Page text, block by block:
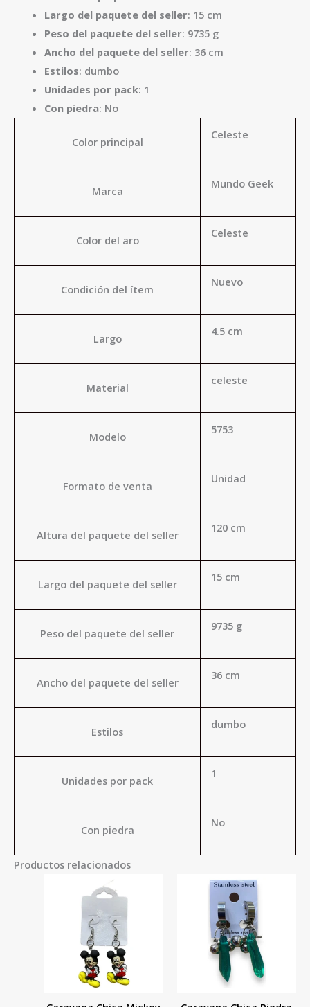
Largo del paquete del seller: 15 cm
Peso del paquete del seller: 9735 g
Ancho del paquete del seller: 36 cm
Estilos: dumbo
Unidades por pack: 1
Con piedra: No
Color principal
Celeste
Marca
Mundo Geek
Color del aro
Celeste
Condición del ítem
Nuevo
Largo
4.5 cm
Material
celeste
Modelo
5753
Formato de venta
Unidad
Altura del paquete del seller
120 cm
Largo del paquete del seller
15 cm
Peso del paquete del seller
9735 g
Ancho del paquete del seller
36 cm
Estilos
dumbo
Unidades por pack
1
Con piedra
No
Productos relacionados